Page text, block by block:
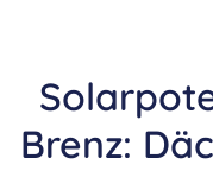
Brenz: